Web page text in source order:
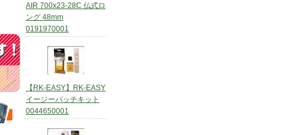
AIR 700x23-28C 仏式ロ
ング 48mm
0191970001
【RK-EASY】RK-EASY
イージーパッチキット
0044650001